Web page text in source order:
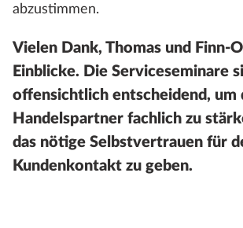
abzustimmen.
Vielen Dank, Thomas und Finn-
Einblicke. Die Serviceseminare
offensichtlich entscheidend, um
Handelspartner fachlich zu
das nötige Selbstvertrauen für
Kundenkontakt zu geben.